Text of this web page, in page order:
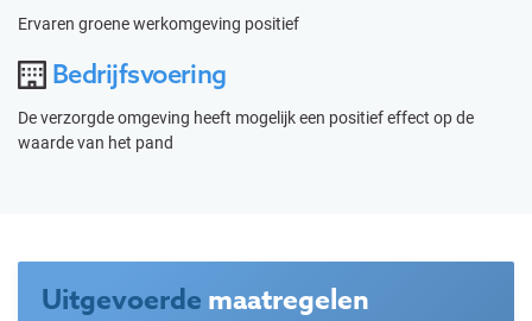
Ervaren groene werkomgeving positief
Bedrijfsvoering
De verzorgde omgeving heeft mogelijk een positief effect op de
waarde van het pand
Uitgevoerde maatregelen